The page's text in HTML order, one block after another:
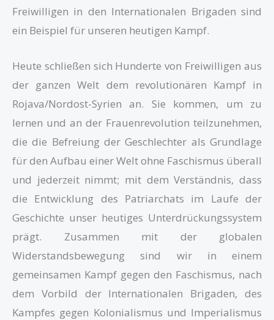
Freiwilligen in den Internationalen Brigaden sind
ein Beispiel für unseren heutigen Kampf.
Heute schließen sich Hunderte von Freiwilligen aus
der ganzen Welt dem revolutionären Kampf in
Rojava/Nordost-Syrien an. Sie kommen, um zu
lernen und an der Frauenrevolution teilzunehmen,
die die Befreiung der Geschlechter als Grundlage
für den Aufbau einer Welt ohne Faschismus überall
und jederzeit nimmt; mit dem Verständnis, dass
die Entwicklung des Patriarchats im Laufe der
Geschichte unser heutiges Unterdrückungssystem
prägt. Zusammen mit der globalen
Widerstandsbewegung sind wir in einem
gemeinsamen Kampf gegen den Faschismus, nach
dem Vorbild der Internationalen Brigaden, des
Kampfes gegen Kolonialismus und Imperialismus